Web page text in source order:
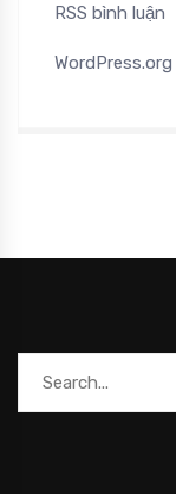
RSS bình luận
WordPress.org